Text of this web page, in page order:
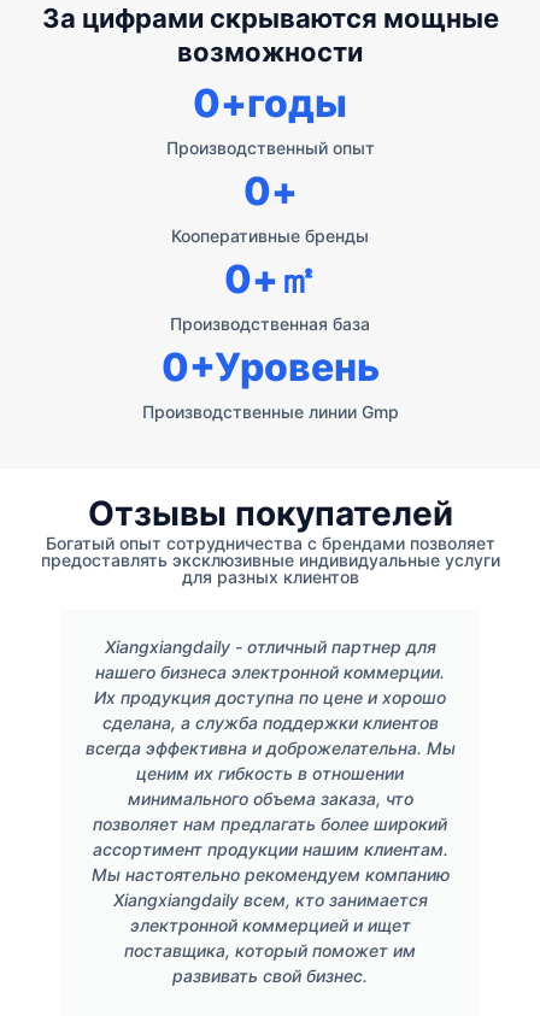
За цифрами скрываются мощные
возможности
Производственный опыт
0+годы
Кооперативные бренды
0+
Производственная база
0+㎡
Производственные линии Gmp
0+Уровень
Отзывы покупателей
Богатый опыт сотрудничества с брендами позволяет
предоставлять эксклюзивные индивидуальные услуги
для разных клиентов
Xiangxiangdaily - отличный партнер для
нашего бизнеса электронной коммерции.
Их продукция доступна по цене и хорошо
сделана, а служба поддержки клиентов
всегда эффективна и доброжелательна. Мы
ценим их гибкость в отношении
минимального объема заказа, что
позволяет нам предлагать более широкий
ассортимент продукции нашим клиентам.
Мы настоятельно рекомендуем компанию
Xiangxiangdaily всем, кто занимается
электронной коммерцией и ищет
поставщика, который поможет им
развивать свой бизнес.